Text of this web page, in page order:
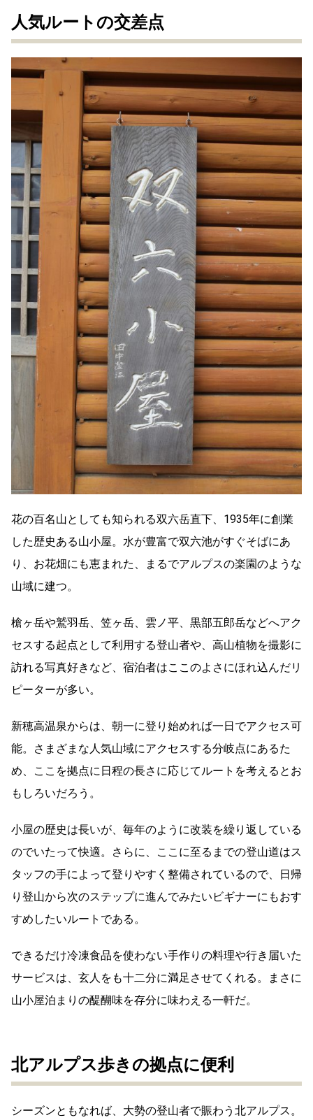
人気ルートの交差点
花の百名山としても知られる双六岳直下、1935年に創業
した歴史ある山小屋。水が豊富で双六池がすぐそばにあ
り、お花畑にも恵まれた、まるでアルプスの楽園のような
山域に建つ。
槍ヶ岳や鷲羽岳、笠ヶ岳、雲ノ平、黒部五郎岳などへアク
セスする起点として利用する登山者や、高山植物を撮影に
訪れる写真好きなど、宿泊者はここのよさにほれ込んだリ
ピーターが多い。
新穂高温泉からは、朝一に登り始めれば一日でアクセス可
能。さまざまな人気山域にアクセスする分岐点にあるた
め、ここを拠点に日程の長さに応じてルートを考えるとお
もしろいだろう。
小屋の歴史は長いが、毎年のように改装を繰り返している
のでいたって快適。さらに、ここに至るまでの登山道はス
タッフの手によって登りやすく整備されているので、日帰
り登山から次のステップに進んでみたいビギナーにもおす
すめしたいルートである。
できるだけ冷凍食品を使わない手作りの料理や行き届いた
サービスは、玄人をも十二分に満足させてくれる。まさに
山小屋泊まりの醍醐味を存分に味わえる一軒だ。
北アルプス歩きの拠点に便利
シーズンともなれば、大勢の登山者で賑わう北アルプス。